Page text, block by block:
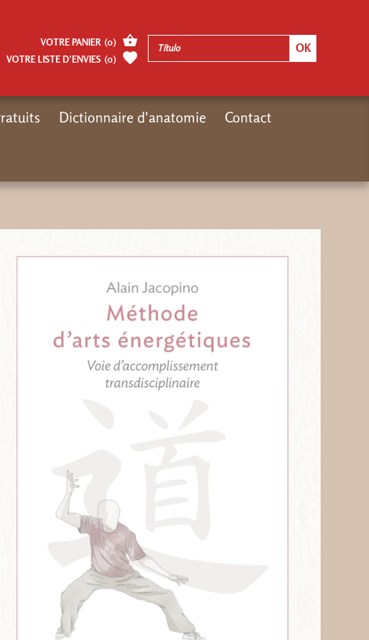
VOTRE PANIER (0)
VOTRE LISTE D’ENVIES (0)
Dictionnaire d'anatomie Contact